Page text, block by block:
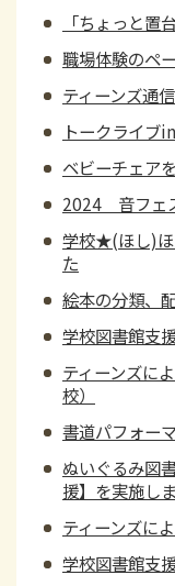
「ちょっと置
職場体験のペ
ティーンズ通
トークライブ
ベビーチェア
2024 音フェ
学校★(ほし)ほ
た
絵本の分類、
学校図書館支
ティーンズに
校）
書道パフォー
ぬいぐるみ図
援】を実施し
ティーンズに
学校図書館支